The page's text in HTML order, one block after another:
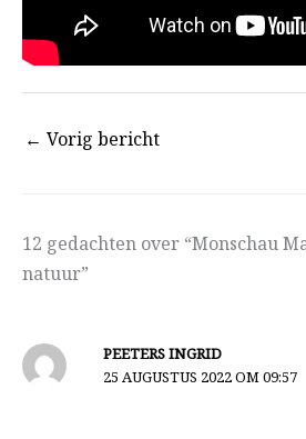
← Vorig bericht
12 gedachten over “Monschau
natuur”
PEETERS INGRID
25 AUGUSTUS 2022 OM 09:57